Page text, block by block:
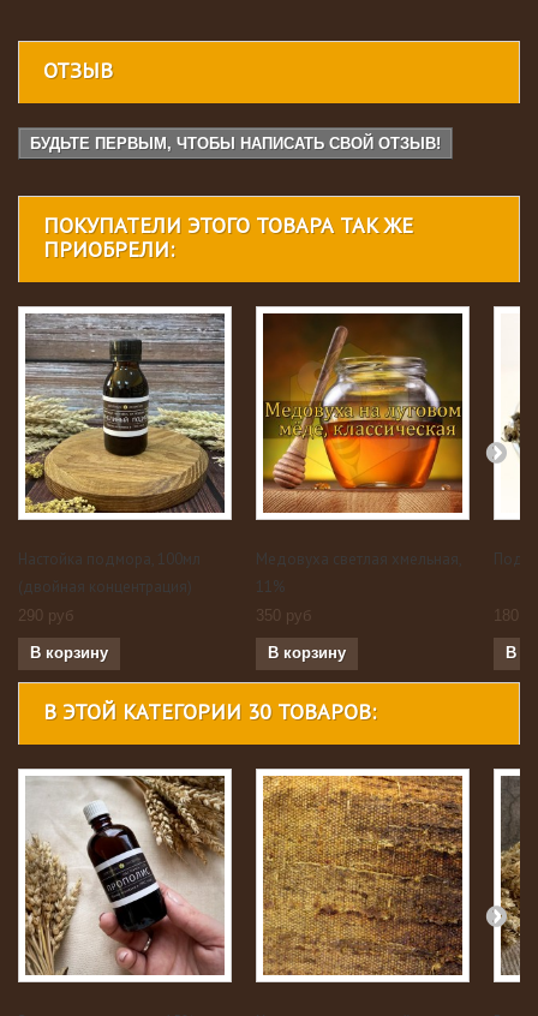
ОТЗЫВ
БУДЬТЕ ПЕРВЫМ, ЧТОБЫ НАПИСАТЬ СВОЙ ОТЗЫВ!
ПОКУПАТЕЛИ ЭТОГО ТОВАРА ТАК ЖЕ
ПРИОБРЕЛИ:
Настойка подмора, 100мл
(двойная концентрация)
290 руб
В корзину
Медовуха светлая хмельная,
11%
350 руб
В корзину
180
В
В ЭТОЙ КАТЕГОРИИ 30 ТОВАРОВ: